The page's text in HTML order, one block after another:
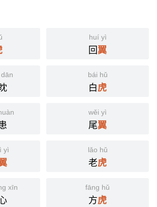
huí yì
回翼
bái hǔ
白虎
wěi yì
尾翼
yì lǎo hǔ
老虎
xīn fāng hǔ
方虎